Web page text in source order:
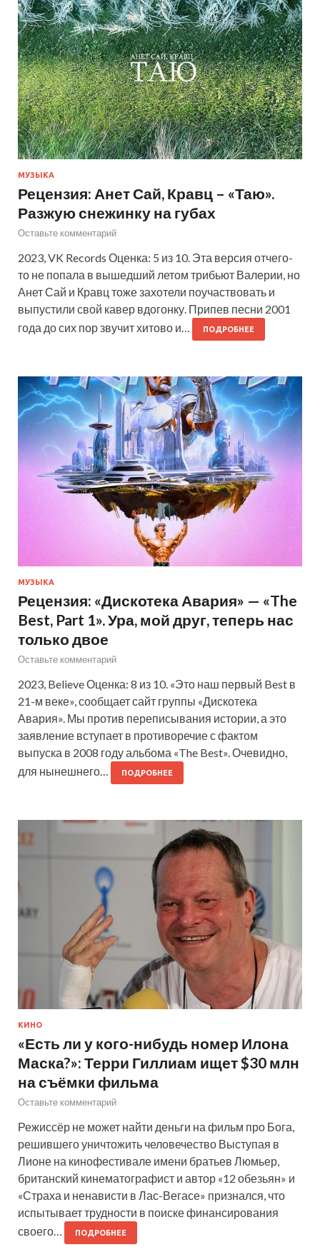
МУЗЫКА
Рецензия: Анет Сай, Кравц – «Таю».
Разжую снежинку на губах
Оставьте комментарий
2023, VK Records Оценка: 5 из 10. Эта версия отчего-
то не попала в вышедший летом трибьют Валерии, но
Анет Сай и Кравц тоже захотели поучаствовать и
выпустили свой кавер вдогонку. Припев песни 2001
года до сих пор звучит хитово и…
ПОДРОБНЕЕ
МУЗЫКА
Рецензия: «Дискотека Авария» — «The
Best, Part 1». Ура, мой друг, теперь нас
только двое
Оставьте комментарий
2023, Believe Оценка: 8 из 10. «Это наш первый Best в
21-м веке», сообщает сайт группы «Дискотека
Авария». Мы против переписывания истории, а это
заявление вступает в противоречие с фактом
выпуска в 2008 году альбома «The Best». Очевидно,
для нынешнего…
ПОДРОБНЕЕ
КИНО
«Есть ли у кого-нибудь номер Илона
Маска?»: Терри Гиллиам ищет $30 млн
на съёмки фильма
Оставьте комментарий
Режиссёр не может найти деньги на фильм про Бога,
решившего уничтожить человечество Выступая в
Лионе на кинофестивале имени братьев Люмьер,
британский кинематографист и автор «12 обезьян» и
«Страха и ненависти в Лас-Вегасе» признался, что
испытывает трудности в поиске финансирования
своего…
ПОДРОБНЕЕ